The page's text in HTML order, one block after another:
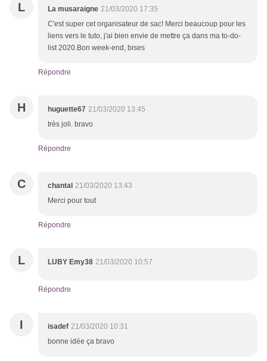
L La musaraigne 21/03/2020 17:35
C'est super cet organisateur de sac! Merci beaucoup pour les
liens vers le tuto, j'ai bien envie de mettre ça dans ma to-do-
list 2020.Bon week-end, bises
Répondre
H huguette67 21/03/2020 13:45
très joli. bravo
Répondre
C chantal 21/03/2020 13:43
Merci pour tout
Répondre
L LUBY Emy38 21/03/2020 10:57
Répondre
I isadef 21/03/2020 10:31
bonne idée ça bravo